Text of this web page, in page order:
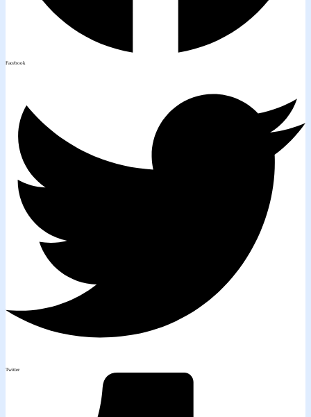
Facebook
Twitter